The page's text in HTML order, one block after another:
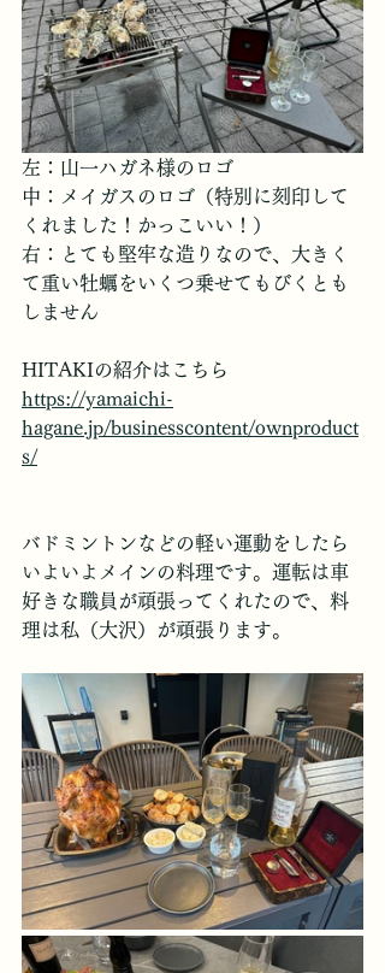
左：山一ハガネ様のロゴ
中：メイガスのロゴ（特別に刻印して
くれました！かっこいい！）
右：とても堅牢な造りなので、大きく
て重い牡蠣をいくつ乗せてもびくとも
しません
HITAKIの紹介はこちら
https://yamaichi-
hagane.jp/businesscontent/ownproduct
s/
バドミントンなどの軽い運動をしたら
いよいよメインの料理です。運転は車
好きな職員が頑張ってくれたので、料
理は私（大沢）が頑張ります。